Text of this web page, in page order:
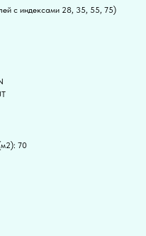
с индексами 28, 35, 55, 75)
70